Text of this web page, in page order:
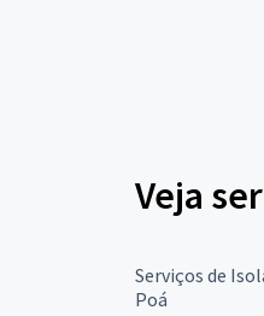
Veja
Serviços de
Poá